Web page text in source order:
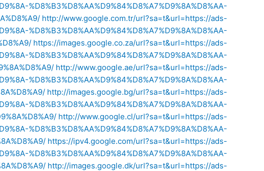
%D8%B3%D8%AA%D9%84%D8%A7%D9%8A%D8%AA-
http://www.google.com.tr/url?sa=t&url=https://ads-
%D8%B3%D8%AA%D9%84%D8%A7%D9%8A%D8%AA-
https://images.google.co.za/url?sa=t&url=https://ads-
%D8%B3%D8%AA%D9%84%D8%A7%D9%8A%D8%AA-
http://www.google.ae/url?sa=t&url=https://ads-
%D8%B3%D8%AA%D9%84%D8%A7%D9%8A%D8%AA-
http://images.google.bg/url?sa=t&url=https://ads-
%D8%B3%D8%AA%D9%84%D8%A7%D9%8A%D8%AA-
http://www.google.cl/url?sa=t&url=https://ads-
%D8%B3%D8%AA%D9%84%D8%A7%D9%8A%D8%AA-
https://ipv4.google.com/url?sa=t&url=https://ads-
%D8%B3%D8%AA%D9%84%D8%A7%D9%8A%D8%AA-
http://images.google.dk/url?sa=t&url=https://ads-